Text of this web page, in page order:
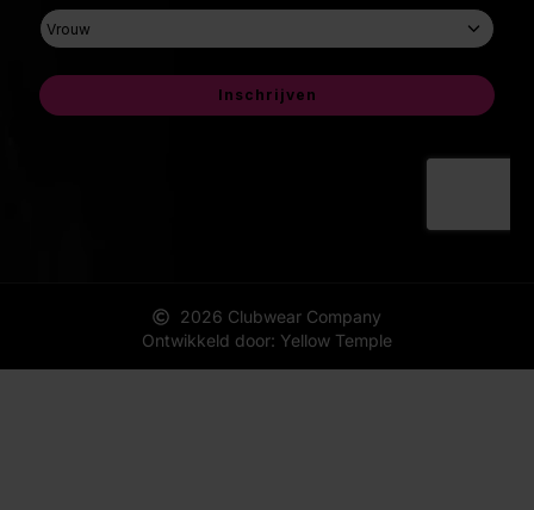
2026 Clubwear Company
Ontwikkeld door: Yellow Temple